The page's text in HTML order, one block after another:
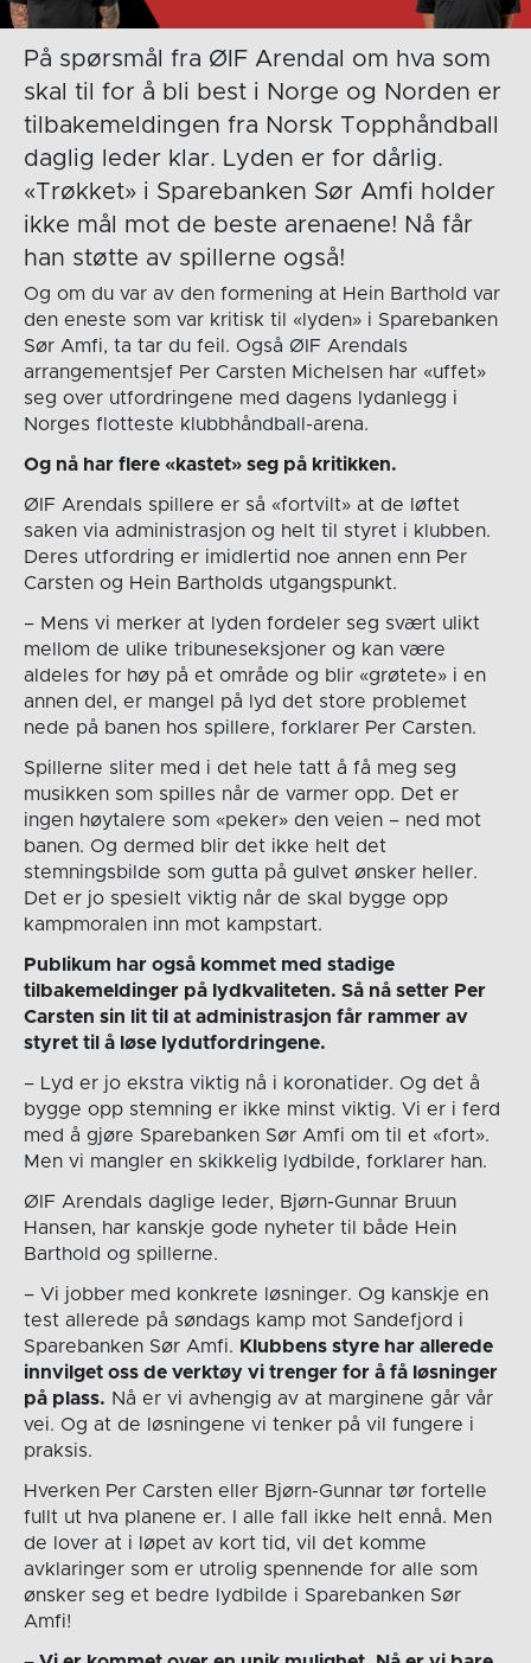
På spørsmål fra ØIF Arendal om hva som
skal til for å bli best i Norge og Norden er
tilbakemeldingen fra Norsk Topphåndball
daglig leder klar. Lyden er for dårlig.
«Trøkket» i Sparebanken Sør Amfi holder
ikke mål mot de beste arenaene! Nå får
han støtte av spillerne også!
Og om du var av den formening at Hein Barthold var
den eneste som var kritisk til «lyden» i Sparebanken
Sør Amfi, ta tar du feil. Også ØIF Arendals
arrangementsjef Per Carsten Michelsen har «uffet»
seg over utfordringene med dagens lydanlegg i
Norges flotteste klubbhåndball-arena.
Og nå har flere «kastet» seg på kritikken.
ØIF Arendals spillere er så «fortvilt» at de løftet
saken via administrasjon og helt til styret i klubben.
Deres utfordring er imidlertid noe annen enn Per
Carsten og Hein Bartholds utgangspunkt.
– Mens vi merker at lyden fordeler seg svært ulikt
mellom de ulike tribuneseksjoner og kan være
aldeles for høy på et område og blir «grøtete» i en
annen del, er mangel på lyd det store problemet
nede på banen hos spillere, forklarer Per Carsten.
Spillerne sliter med i det hele tatt å få meg seg
musikken som spilles når de varmer opp. Det er
ingen høytalere som «peker» den veien – ned mot
banen. Og dermed blir det ikke helt det
stemningsbilde som gutta på gulvet ønsker heller.
Det er jo spesielt viktig når de skal bygge opp
kampmoralen inn mot kampstart.
Publikum har også kommet med stadige
tilbakemeldinger på lydkvaliteten. Så nå setter Per
Carsten sin lit til at administrasjon får rammer av
styret til å løse lydutfordringene.
– Lyd er jo ekstra viktig nå i koronatider. Og det å
bygge opp stemning er ikke minst viktig. Vi er i ferd
med å gjøre Sparebanken Sør Amfi om til et «fort».
Men vi mangler en skikkelig lydbilde, forklarer han.
ØIF Arendals daglige leder, Bjørn-Gunnar Bruun
Hansen, har kanskje gode nyheter til både Hein
Barthold og spillerne.
– Vi jobber med konkrete løsninger. Og kanskje en
test allerede på søndags kamp mot Sandefjord i
Sparebanken Sør Amfi. Klubbens styre har allerede
innvilget oss de verktøy vi trenger for å få løsninger
på plass. Nå er vi avhengig av at marginene går vår
vei. Og at de løsningene vi tenker på vil fungere i
praksis.
Hverken Per Carsten eller Bjørn-Gunnar tør fortelle
fullt ut hva planene er. I alle fall ikke helt ennå. Men
de lover at i løpet av kort tid, vil det komme
avklaringer som er utrolig spennende for alle som
ønsker seg et bedre lydbilde i Sparebanken Sør
Amfi!